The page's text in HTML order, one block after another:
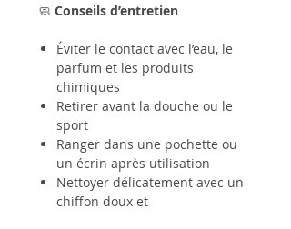
🧼 Conseils d’entretien
Éviter le contact avec l’eau, le
parfum et les produits
chimiques
Retirer avant la douche ou le
sport
Ranger dans une pochette ou
un écrin après utilisation
Nettoyer délicatement avec un
chiffon doux et